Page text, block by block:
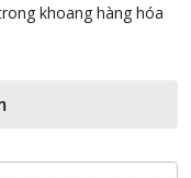
khoang hàng hóa